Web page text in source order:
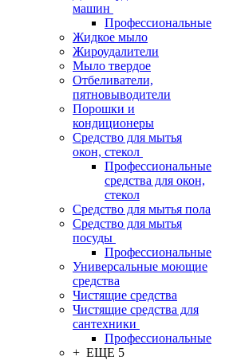
машин
Профессиональные
Жидкое мыло
Жироудалители
Мыло твердое
Отбеливатели,
пятновыводители
Порошки и
кондиционеры
Средство для мытья
окон, стекол
Профессиональные
средства для окон,
стекол
Средство для мытья пола
Средство для мытья
посуды
Профессиональные
Универсальные моющие
средства
Чистящие средства
Чистящие средства для
сантехники
Профессиональные
+ ЕЩЕ 5